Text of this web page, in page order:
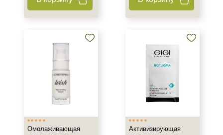
Омолаживающая
Активизирующая